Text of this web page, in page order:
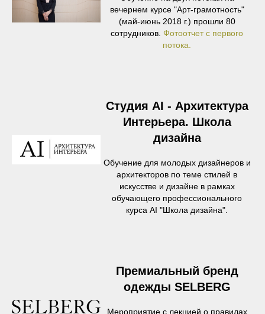
вечернем курсе "Арт-грамотность"
(май-июнь 2018 г.) прошли 80
сотрудников. Фотоотчет с первого
потока.
Студия AI - Архитектура
Интерьера. Школа
дизайна
Обучение для молодых дизайнеров и
архитекторов по теме стилей в
искусстве и дизайне в рамках
обучающего профессионального
курса AI "Школа дизайна".
Премиальный бренд
одежды SELBERG
Мероприятие с лекцией о правилах